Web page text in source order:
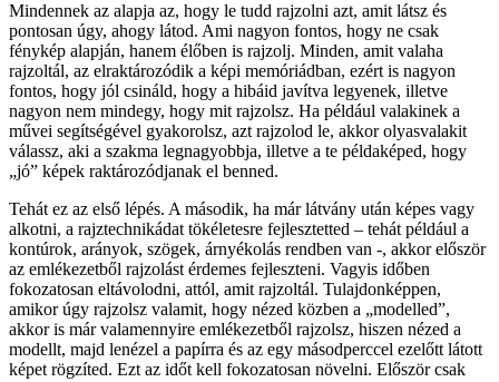
Mindennek az alapja az, hogy le tudd rajzolni azt, amit látsz és
pontosan úgy, ahogy látod. Ami nagyon fontos, hogy ne csak
fénykép alapján, hanem élőben is rajzolj. Minden, amit valaha
rajzoltál, az elraktározódik a képi memóriádban, ezért is nagyon
fontos, hogy jól csináld, hogy a hibáid javítva legyenek, illetve
nagyon nem mindegy, hogy mit rajzolsz. Ha például valakinek a
művei segítségével gyakorolsz, azt rajzolod le, akkor olyasvalakit
válassz, aki a szakma legnagyobbja, illetve a te példaképed, hogy
„jó” képek raktározódjanak el benned.
Tehát ez az első lépés. A második, ha már látvány után képes vagy
alkotni, a rajztechnikádat tökéletesre fejlesztetted – tehát például a
kontúrok, arányok, szögek, árnyékolás rendben van -, akkor először
az emlékezetből rajzolást érdemes fejleszteni. Vagyis időben
fokozatosan eltávolodni, attól, amit rajzoltál. Tulajdonképpen,
amikor úgy rajzolsz valamit, hogy nézed közben a „modelled”,
akkor is már valamennyire emlékezetből rajzolsz, hiszen nézed a
modellt, majd lenézel a papírra és az egy másodperccel ezelőtt látott
képet rögzíted. Ezt az időt kell fokozatosan növelni. Először csak